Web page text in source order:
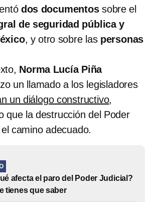
dos documentossobre el
de seguridad pública y
, y otro sobre laspersonas
Norma Lucía Piña
un llamado a los legisladores
un diálogo constructivo,
que la destrucción del Poder
camino adecuado.
afecta el paro del Poder Judicial?
tienes que saber